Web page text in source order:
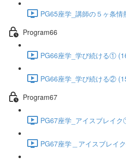
PG65座学_講師の５ヶ条
Program66
PG66座学_学び続ける①
PG66座学_学び続ける②
Program67
PG67座学_アイスブレイ
PG67座学＿アイスブレイ